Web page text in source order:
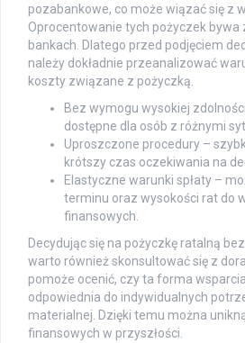
pozabankowe, co może wiązać się z
Oprocentowanie tych pożyczek bywa
bankach. Dlatego przed podjęciem
należy dokładnie przeanalizować
koszty związane z pożyczką.
Bez wymogu wysokiej
dostępne dla osób z różnymi
Uproszczone procedury –
krótszy czas oczekiwania na
Elastyczne warunki spłaty –
terminu oraz wysokości rat do
finansowych.
Decydując się na pożyczkę ratalną
warto również skonsultować się z
pomoże ocenić, czy ta forma
odpowiednia do indywidualnych
materialnej. Dzięki temu można
finansowych w przyszłości.